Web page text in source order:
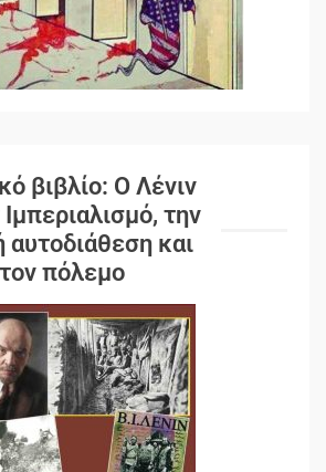
βιβλίο: Ο Λένιν
Ιμπεριαλισμό, την
αυτοδιάθεση και
τον πόλεμο